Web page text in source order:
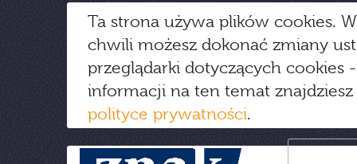
Ta strona używa plików cookies.
chwili możesz dokonać zmiany
przeglądarki dotyczących cookies
informacji na ten temat
polityce prywatności.